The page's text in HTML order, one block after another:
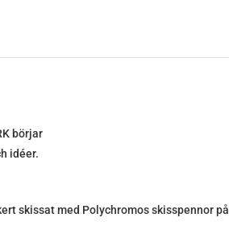
börjar
idéer.
skissat med Polychromos skisspennor på